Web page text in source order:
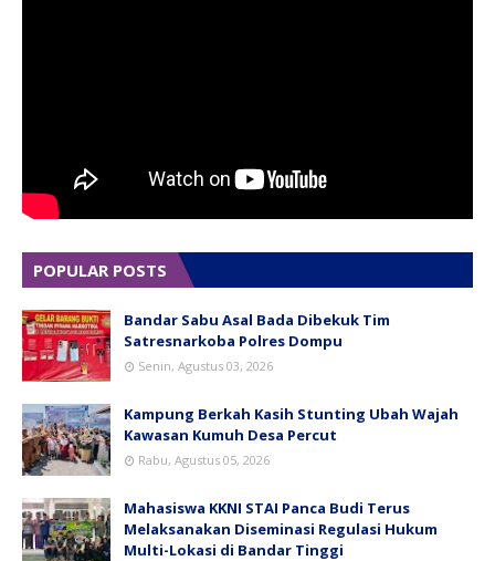
POPULAR POSTS
Bandar Sabu Asal Bada Dibekuk Tim
Satresnarkoba Polres Dompu
Senin, Agustus 03, 2026
Kampung Berkah Kasih Stunting Ubah Wajah
Kawasan Kumuh Desa Percut
Rabu, Agustus 05, 2026
Mahasiswa KKNI STAI Panca Budi Terus
Melaksanakan Diseminasi Regulasi Hukum
Multi-Lokasi di Bandar Tinggi